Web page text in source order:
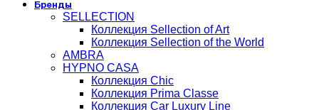
Бренды
SELLECTION
Коллекция Sellection of Art
Коллекция Sellection of the World
AMBRA
HYPNO CASA
Коллекция Chic
Коллекция Prima Classe
Коллекция Car Luxury Line